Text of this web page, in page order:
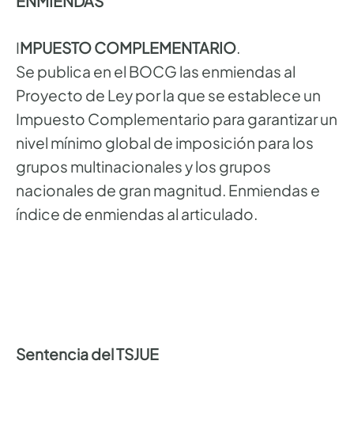
IMPUESTO COMPLEMENTARIO.
Se publica en el BOCG las enmiendas al
Proyecto de Ley por la que se establece un
Impuesto Complementario para garantizar un
nivel mínimo global de imposición para los
grupos multinacionales y los grupos
nacionales de gran magnitud. Enmiendas e
índice de enmiendas al articulado.
Sentencia del TSJUE